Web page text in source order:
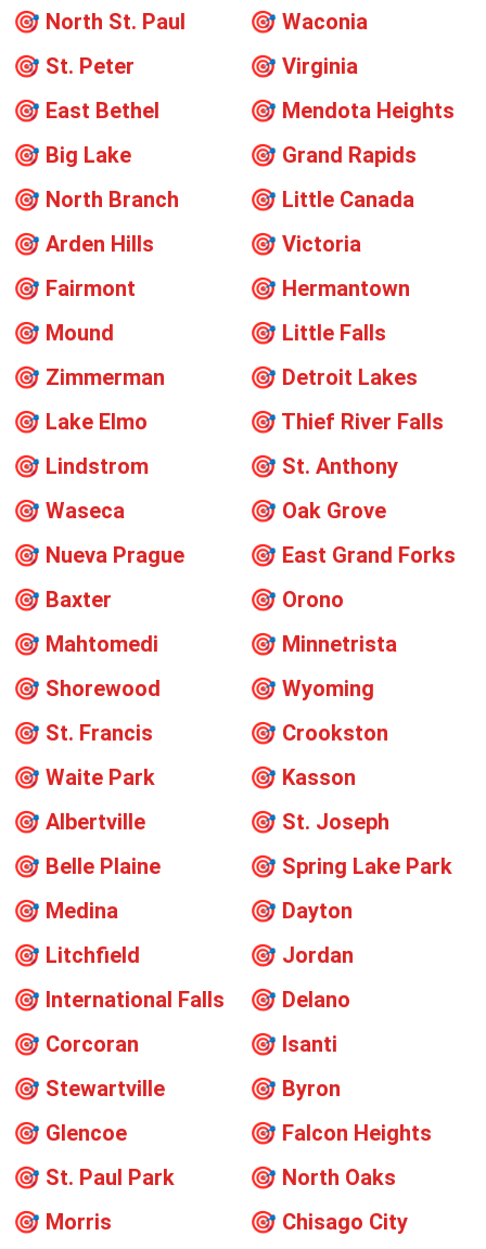
🎯 North St. Paul 🎯 Waconia
🎯 St. Peter 🎯 Virginia
🎯 East Bethel 🎯 Mendota Heights
🎯 Big Lake 🎯 Grand Rapids
🎯 North Branch 🎯 Little Canada
🎯 Arden Hills 🎯 Victoria
🎯 Fairmont 🎯 Hermantown
🎯 Mound 🎯 Little Falls
🎯 Zimmerman 🎯 Detroit Lakes
🎯 Lake Elmo 🎯 Thief River Falls
🎯 Lindstrom 🎯 St. Anthony
🎯 Waseca 🎯 Oak Grove
🎯 Nueva Prague 🎯 East Grand Forks
🎯 Baxter 🎯 Orono
🎯 Mahtomedi 🎯 Minnetrista
🎯 Shorewood 🎯 Wyoming
🎯 St. Francis 🎯 Crookston
🎯 Waite Park 🎯 Kasson
🎯 Albertville 🎯 St. Joseph
🎯 Belle Plaine 🎯 Spring Lake Park
🎯 Medina 🎯 Dayton
🎯 Litchfield 🎯 Jordan
🎯 International Falls 🎯 Delano
🎯 Corcoran 🎯 Isanti
🎯 Stewartville 🎯 Byron
🎯 Glencoe 🎯 Falcon Heights
🎯 St. Paul Park 🎯 North Oaks
🎯 Morris 🎯 Chisago City